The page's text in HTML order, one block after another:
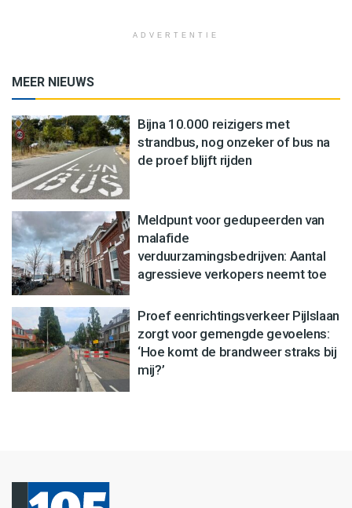
ADVERTENTIE
MEER NIEUWS
Bijna 10.000 reizigers met
strandbus, nog onzeker of bus na
de proef blijft rijden
Meldpunt voor gedupeerden van
malafide
verduurzamingsbedrijven: Aantal
agressieve verkopers neemt toe
Proef eenrichtingsverkeer Pijlslaan
zorgt voor gemengde gevoelens:
‘Hoe komt de brandweer straks bij
mij?’